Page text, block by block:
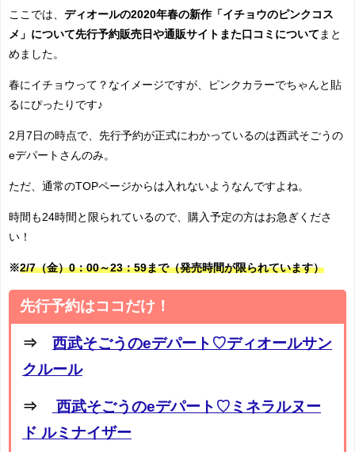
ここでは、 ディオールの2020年春の新作「イチョウのピンクコス
メ」について先行予約販売日や通販サイトまた口コミについて まと
めました。
春にイチョウって？なイメージですが、ピンクカラーでちゃんと貼
るにぴったりです♪
2月7日の時点で、先行予約が正式にわかっているのは西武そごうの
eデパートさんのみ。
ただ、通常のTOPページからは入れないようなんですよね。
時間も24時間と限られているので、購入予定の方はお急ぎくださ
い！
※2/7（金）0：00～23：59まで（発売時間が限られています）
先行予約はココだけ！
⇒
西武そごうのeデパート♡ディオールサン
クルール
⇒
西武そごうのeデパート♡ミネラルヌー
ド ルミナイザー